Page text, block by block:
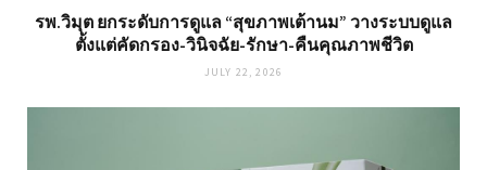
รพ.วิมุต ยกระดับการดูแล “สุขภาพเต้านม” วางระบบดูแล
ตั้งแต่คัดกรอง-วินิจฉัย-รักษา-คืนคุณภาพชีวิต
JULY 22, 2026